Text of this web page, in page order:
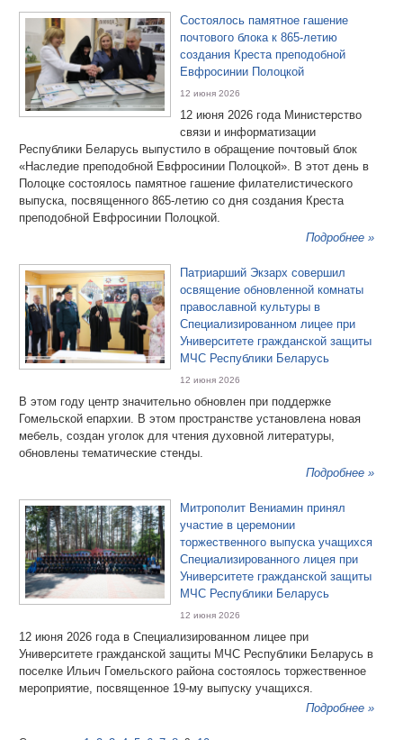
Состоялось памятное гашение
почтового блока к 865-летию
создания Креста преподобной
Евфросинии Полоцкой
12 июня 2026
12 июня 2026 года Министерство
связи и информатизации
Республики Беларусь выпустило в обращение почтовый блок
«Наследие преподобной Евфросинии Полоцкой». В этот день в
Полоцке состоялось памятное гашение филателистического
выпуска, посвященного 865-летию со дня создания Креста
преподобной Евфросинии Полоцкой.
Подробнее »
Патриарший Экзарх совершил
освящение обновленной комнаты
православной культуры в
Специализированном лицее при
Университете гражданской защиты
МЧС Республики Беларусь
12 июня 2026
В этом году центр значительно обновлен при поддержке
Гомельской епархии. В этом пространстве установлена новая
мебель, создан уголок для чтения духовной литературы,
обновлены тематические стенды.
Подробнее »
Митрополит Вениамин принял
участие в церемонии
торжественного выпуска учащихся
Специализированного лицея при
Университете гражданской защиты
МЧС Республики Беларусь
12 июня 2026
12 июня 2026 года в Специализированном лицее при
Университете гражданской защиты МЧС Республики Беларусь в
поселке Ильич Гомельского района состоялось торжественное
мероприятие, посвященное 19-му выпуску учащихся.
Подробнее »